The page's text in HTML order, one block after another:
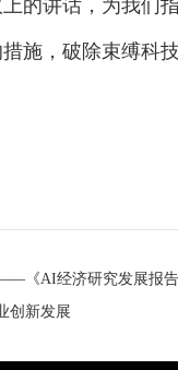
的讲话，为我们
施，破除束缚科
《AI经济研究发展报
创新发展